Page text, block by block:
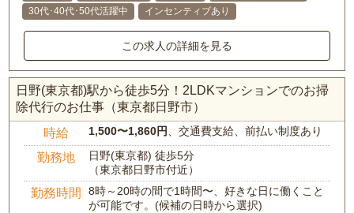
30代･40代･50代活躍中
インセンティブあり
この求人の詳細を見る
日野(東京都)駅から徒歩5分！2LDKマンションでのお掃
除代行のお仕事（東京都日野市）
時給 1,500〜1,860円、交通費支給、前払い制度あり
勤務地
日野(東京都) 徒歩5分
（東京都日野市付近）
勤務時間
8時～20時の間で1時間〜、好きな日に働くこと
が可能です。(候補の日時から選択)